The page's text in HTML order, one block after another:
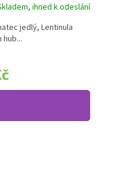
ihned k odeslání
jedlý, Lentinula